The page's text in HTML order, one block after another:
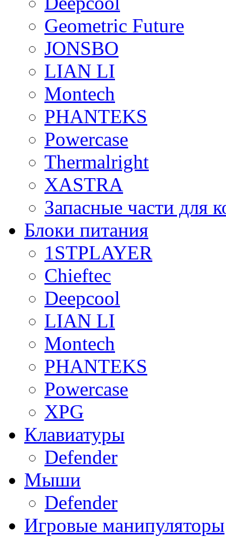
Geometric Future
JONSBO
LIAN LI
Montech
PHANTEKS
Powercase
Thermalright
XASTRA
Запасные части для
Блоки питания
1STPLAYER
Chieftec
Deepcool
LIAN LI
Montech
PHANTEKS
Powercase
XPG
Клавиатуры
Defender
Мыши
Defender
Игровые манипуляторы